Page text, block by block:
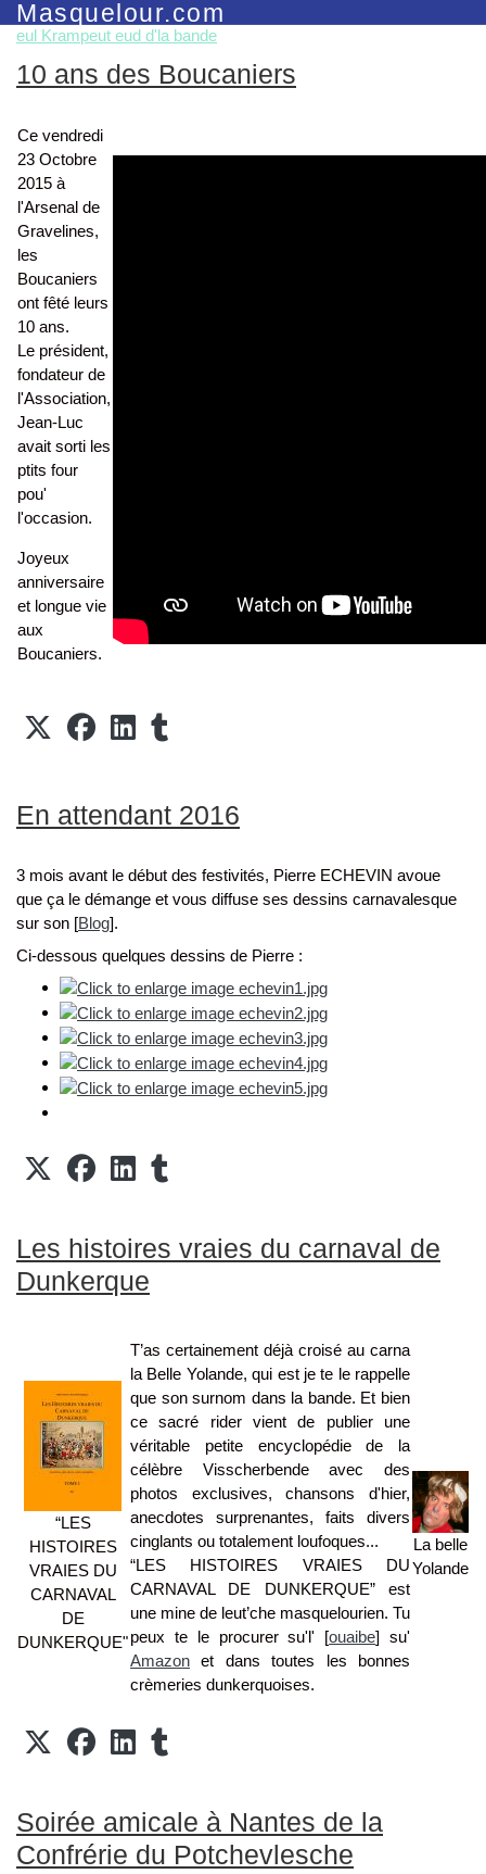
Masquelour.com
eul Krampeut eud d'la bande
10 ans des Boucaniers
Ce vendredi
23 Octobre
2015 à
l'Arsenal de
Gravelines,
les
Boucaniers
ont fêté leurs
10 ans.
Le président,
fondateur de
l'Association,
Jean-Luc
avait sorti les
ptits four
pou'
l'occasion.
Joyeux
anniversaire
et longue vie
aux
Boucaniers.
En attendant 2016
3 mois avant le début des festivités, Pierre ECHEVIN avoue
que ça le démange et vous diffuse ses dessins carnavalesque
sur son [Blog].
Ci-dessous quelques dessins de Pierre :
Les histoires vraies du carnaval de
Dunkerque
“LES
HISTOIRES
VRAIES DU
CARNAVAL
DE
DUNKERQUE"
T’as certainement déjà croisé au carna
la Belle Yolande, qui est je te le rappelle
que son surnom dans la bande. Et bien
ce sacré rider vient de publier une
véritable petite encyclopédie de la
célèbre Visscherbende avec des
photos exclusives, chansons d'hier,
anecdotes surprenantes, faits divers
cinglants ou totalement loufoques...
“LES HISTOIRES VRAIES DU
CARNAVAL DE DUNKERQUE” est
une mine de leut’che masquelourien. Tu
peux te le procurersu'l' [ouaibe] su'
Amazon et dans toutes les bonnes
crèmeries dunkerquoises.
La belle
Yolande
Soirée amicale à Nantes de la
Confrérie du Potchevlesche